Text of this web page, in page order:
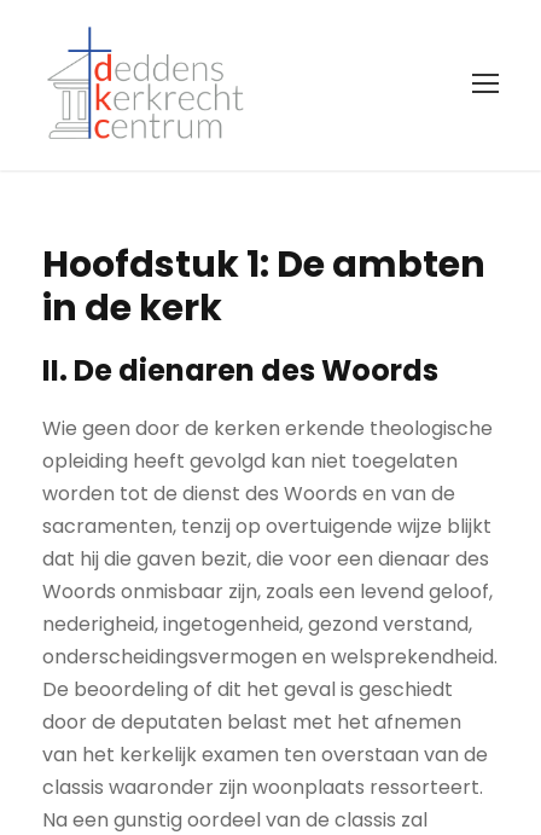
Hoofdstuk 1: De ambten
in de kerk
II. De dienaren des Woords
Wie geen door de kerken erkende theologische
opleiding heeft gevolgd kan niet toegelaten
worden tot de dienst des Woords en van de
sacramenten, tenzij op overtuigende wijze blijkt
dat hij die gaven bezit, die voor een dienaar des
Woords onmisbaar zijn, zoals een levend geloof,
nederigheid, ingetogenheid, gezond verstand,
onderscheidingsvermogen en welsprekendheid.
De beoordeling of dit het geval is geschiedt
door de deputaten belast met het afnemen
van het kerkelijk examen ten overstaan van de
classis waaronder zijn woonplaats ressorteert.
Na een gunstig oordeel van de classis zal